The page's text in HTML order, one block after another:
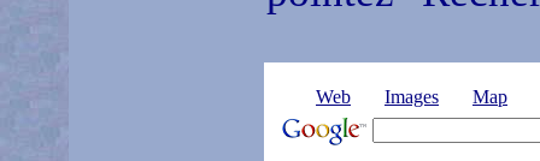
Web Images Map